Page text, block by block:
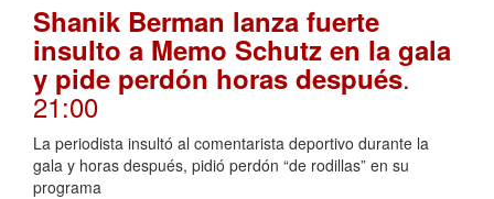
Shanik Berman lanza fuerte
insulto a Memo Schutz en la gala
y pide perdón horas después.
21:00
La periodista insultó al comentarista deportivo durante la
gala y horas después, pidió perdón “de rodillas” en su
programa